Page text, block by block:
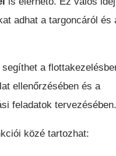
adhat a targoncáról és
a
ellenőrzésében és a
feladatok tervezésében.
közé tartozhat: